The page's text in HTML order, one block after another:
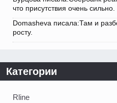
что присутствия очень сильно.
Domasheva писала:Там и
росту.
Категории
Rline